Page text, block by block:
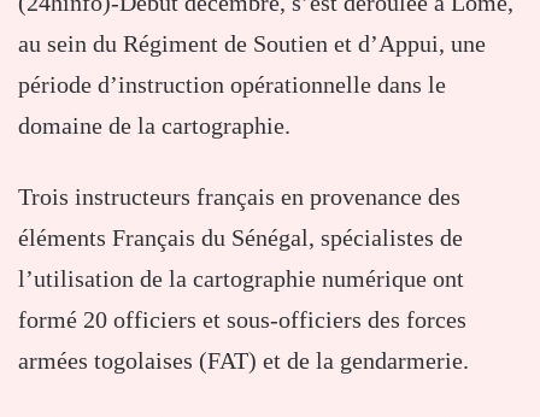
au sein du Régiment de Soutien et d’Appui, une
période d’instruction opérationnelle dans le
domaine de la cartographie.
Trois instructeurs français en provenance des
éléments Français du Sénégal, spécialistes de
l’utilisation de la cartographie numérique ont
formé 20 officiers et sous-officiers des forces
armées togolaises (FAT) et de la gendarmerie.